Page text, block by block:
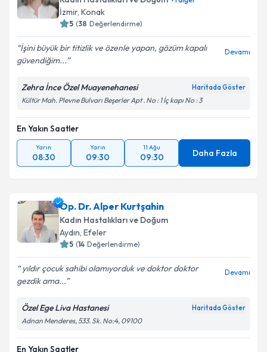
Kişisel verilerimin işlenmesine ilişkinAydınlatma
Metni
Takvim Talebini Gönder
İzmir, Konak
5 (38 Değerlendirme)
İşini büyük bir titizlik ve özenle yapan, gözüm kapalı
güvendiğim...
Devamı
Zehra İnce Özel Muayenehanesi Haritada Göster
Kültür Mah. Plevne Bulvarı Beşerler Apt . No : 1 İç kapı No : 3
En Yakın Saatler
Yarın
08:30
Yarın
09:30
11 Ağu
09:30 Daha Fazla
Op. Dr. Alper Kurtşahin
Kadın Hastalıkları ve Doğum
Aydın, Efeler
5 (14 Değerlendirme)
yıldır çocuk sahibi olamıyorduk ve doktor doktor
gezdik ama...
Devamı
Özel Ege Liva Hastanesi Haritada Göster
Adnan Menderes, 533. Sk. No:4, 09100
En Yakın Saatler